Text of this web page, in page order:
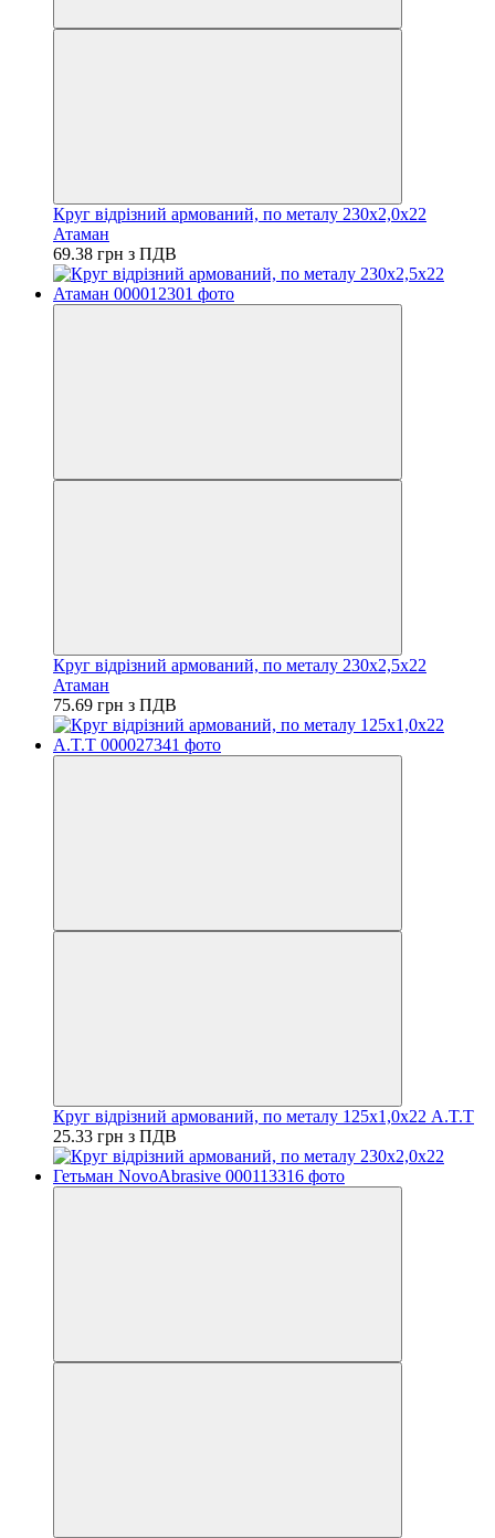
Круг відрізний армований, по металу 230х2,0х22
Атаман
69.38 грн з ПДВ
Круг відрізний армований, по металу 230х2,5х22
Атаман
75.69 грн з ПДВ
Круг відрізний армований, по металу 125х1,0х22 A.T.T
25.33 грн з ПДВ